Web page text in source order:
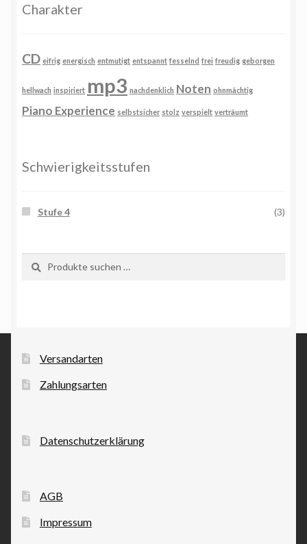
Charakter
CD eifrig energisch entmutigt entspannt fesselnd frei freudig geborgen
hellwach inspiriert mp3 nachdenklich Noten ohnmächtig
Piano Experience selbstsicher stolz verspielt verträumt
Schwierigkeitsstufen
Stufe 4 (3)
nach:
Versandarten
Zahlungsarten
Datenschutzerklärung
AGB
Impressum